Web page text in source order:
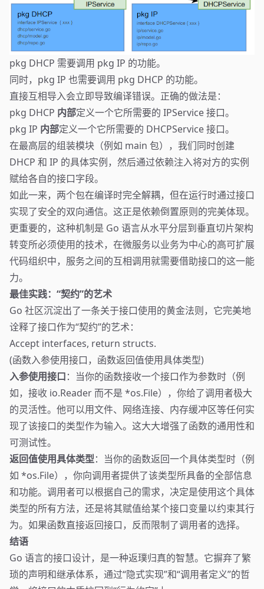
pkg DHCP 需要调用 pkg IP 的功能。
同时，pkg IP 也需要调用 pkg DHCP 的功能。
直接互相导入会立即导致编译错误。正确的做法是：
pkg DHCP 内部定义一个它所需要的 IPService 接口。
pkg IP 内部定义一个它所需要的 DHCPService 接口。
在最高层的组装模块（例如 main 包），我们同时创建
DHCP 和 IP 的具体实例，然后通过依赖注入将对方的实例
赋给各自的接口字段。
如此一来，两个包在编译时完全解耦，但在运行时通过接口
实现了安全的双向通信。这正是依赖倒置原则的完美体现。
更重要的，这种机制是 Go 语言从水平分层到垂直切片架构
转变所必须使用的技术，在微服务以业务为中心的高可扩展
代码组织中，服务之间的互相调用就需要借助接口的这一能
力。
最佳实践：“契约”的艺术
Go 社区沉淀出了一条关于接口使用的黄金法则，它完美地
诠释了接口作为“契约”的艺术：
Accept interfaces, return structs.
(函数入参使用接口，函数返回值使用具体类型)
入参使用接口：当你的函数接收一个接口作为参数时（例
如，接收 io.Reader 而不是 *os.File），你给了调用者极大
的灵活性。他可以用文件、网络连接、内存缓冲区等任何实
现了该接口的类型作为输入。这大大增强了函数的通用性和
可测试性。
返回值使用具体类型：当你的函数返回一个具体类型时（例
如 *os.File），你向调用者提供了该类型所具备的全部信息
和功能。调用者可以根据自己的需求，决定是使用这个具体
类型的所有方法，还是将其赋值给某个接口变量以约束其行
为。如果函数直接返回接口，反而限制了调用者的选择。
结语
Go 语言的接口设计，是一种返璞归真的智慧。它摒弃了繁
琐的声明和继承体系，通过“隐式实现”和“调用者定义”的哲